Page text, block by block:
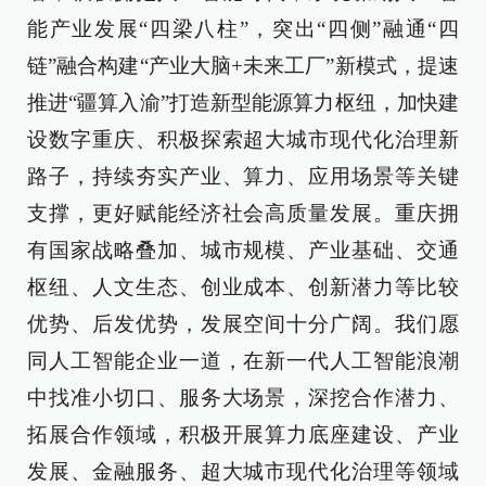
能产业发展“四梁八柱”，突出“四侧”融通“四
链”融合构建“产业大脑+未来工厂”新模式，提速
推进“疆算入渝”打造新型能源算力枢纽，加快建
设数字重庆、积极探索超大城市现代化治理新
路子，持续夯实产业、算力、应用场景等关键
支撑，更好赋能经济社会高质量发展。重庆拥
有国家战略叠加、城市规模、产业基础、交通
枢纽、人文生态、创业成本、创新潜力等比较
优势、后发优势，发展空间十分广阔。我们愿
同人工智能企业一道，在新一代人工智能浪潮
中找准小切口、服务大场景，深挖合作潜力、
拓展合作领域，积极开展算力底座建设、产业
发展、金融服务、超大城市现代化治理等领域